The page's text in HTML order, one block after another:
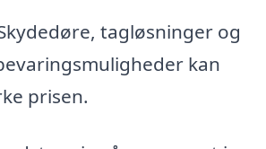
tagløsninger og
kan
prisen.